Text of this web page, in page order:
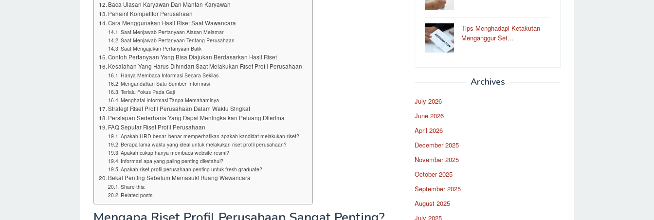
Baca Ulasan Karyawan Dan Mantan Karyawan
Pahami Kompetitor Perusahaan
Cara Menggunakan Hasil Riset Saat Wawancara
Saat Menjawab Pertanyaan Alasan Melamar
Saat Menjawab Pertanyaan Tentang Perusahaan
Saat Mengajukan Pertanyaan Balik
Contoh Pertanyaan Yang Bisa Diajukan Berdasarkan Hasil Riset
Kesalahan Yang Harus Dihindari Saat Melakukan Riset Profil Perusahaan
Hanya Membaca Informasi Secara Sekilas
Mengandalkan Satu Sumber Informasi
Terlalu Fokus Pada Gaji
Menghafal Informasi Tanpa Memahaminya
Strategi Riset Profil Perusahaan Dalam Waktu Singkat
Persiapan Sederhana Yang Dapat Meningkatkan Peluang Diterima
FAQ Seputar Riset Profil Perusahaan
Apakah HRD benar-benar memperhatikan apakah kandidat melakukan riset?
Berapa lama waktu yang ideal untuk melakukan riset profil perusahaan?
Apakah cukup hanya membaca website resmi?
Informasi apa yang paling penting diketahui?
Apakah riset profil perusahaan penting untuk fresh graduate?
Bekal Penting Sebelum Memasuki Ruang Wawancara
Share this:
Related posts:
Tips Menghadapi Ketakutan
Menganggur Set…
Archives
July 2026
June 2026
April 2026
December 2025
November 2025
October 2025
September 2025
August 2025
July 2025